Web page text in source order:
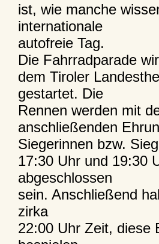
ist, wie manche
internationale
autofreie Tag.
Die Fahrradparade
dem Tiroler
gestartet. Die
Rennen werden mit
anschließenden
Siegerinnen bzw.
17:30 Uhr und 19:30
abgeschlossen
sein. Anschließend
zirka
22:00 Uhr Zeit, diese